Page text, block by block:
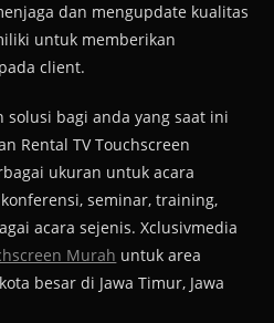
dan mengupdate kualitas
untuk memberikan
client.
solusi bagi anda yang saat ini
Rental TV Touchscreen
ukuran untuk acara
seminar, training,
acara sejenis. Xclusivmedia
Murah untuk area
besar di Jawa Timur, Jawa